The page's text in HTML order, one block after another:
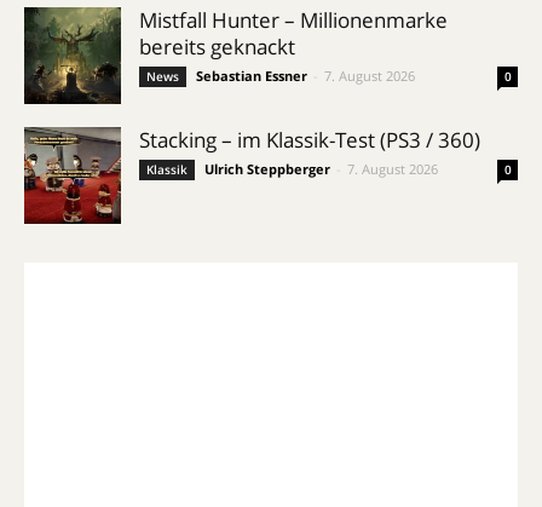
Mistfall Hunter – Millionenmarke
bereits geknackt
News Sebastian Essner 7. August 2026 0
Stacking – im Klassik-Test (PS3 / 360)
Klassik Ulrich Steppberger 7. August 2026 0